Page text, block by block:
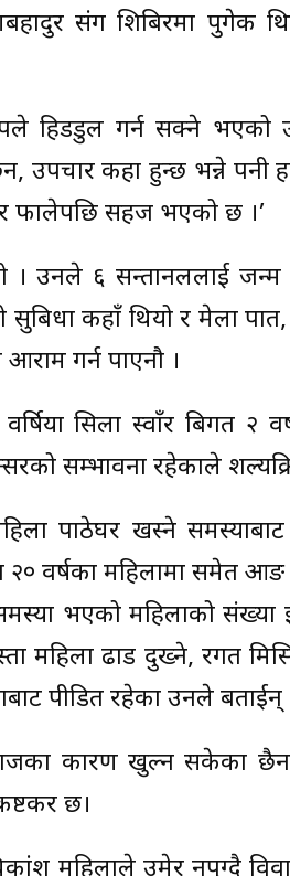
संग शिबिरमा पुगेकी
हिडडुल गर्न सक्ने
उपचार कहा हुन्छ भन्ने पनी
फालेपछि सहज भएको छ ।’
। उनले ६ सन्तानललाई
कहाँ थियो र मेला पात,
गर्न पाएनौ ।
सिला स्वाँर बिगत २
सम्भावना रहेकाले
पाठेघर खस्ने
वर्षका महिलामा समेत
भएको महिलाको
महिला ढाड दुख्ने, रगत
पीडित रहेका उनले बताईन्
कारण खुल्न सकेका
छ।